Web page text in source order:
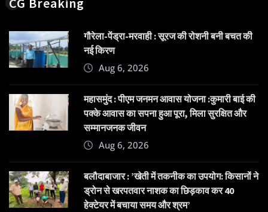
गौरेला-पेंड्रा-मरवाही : सूरज की रोशनी बनी बचत की
नई किरण
Aug 6, 2026
महासमुंद : पीएम जनमन आवास योजना :कुमारी बाई की
पक्के आवास का सपना हुआ पूरा, मिला सुरक्षित और
सम्मानजनक जीवन
Aug 6, 2026
बलौदाबाजार : ’खेती में तकनीक का उपयोग: किसानों ने
ड्रोन से खरपतवार नाशक का छिड़काव कर 40
हेक्टेयर में बचाया समय और श्रम’